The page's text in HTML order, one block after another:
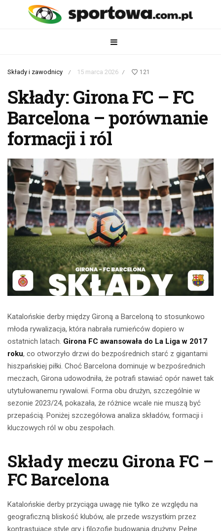
Składy i zawodnicy / 15 marca 2026 / 121
Składy: Girona FC – FC
Barcelona – porównanie
formacji i ról
Katalońskie derby między Gironą a Barceloną to stosunkowo
młoda rywalizacja, która nabrała rumieńców dopiero w
ostatnich latach. Girona FC awansowała do La Liga w 2017
roku, co otworzyło drzwi do bezpośrednich starć z gigantami
hiszpańskiej piłki. Choć Barcelona dominuje w bezpośrednich
meczach, Girona udowodniła, że potrafi stawiać opór nawet tak
utytułowanemu rywalowi. Forma obu drużyn, szczególnie w
sezonie 2023/24, pokazała, że różnice wcale nie muszą być
przepaścią. Poniżej szczegółowa analiza składów, formacji i
kluczowych ról w obu zespołach.
Składy meczu Girona FC –
FC Barcelona
Katalońskie derby przyciąga uwagę nie tylko ze względu na
geograficzną bliskość klubów, ale przede wszystkim przez
kontrastujące style gry i filozofie budowania drużyny. Pełne